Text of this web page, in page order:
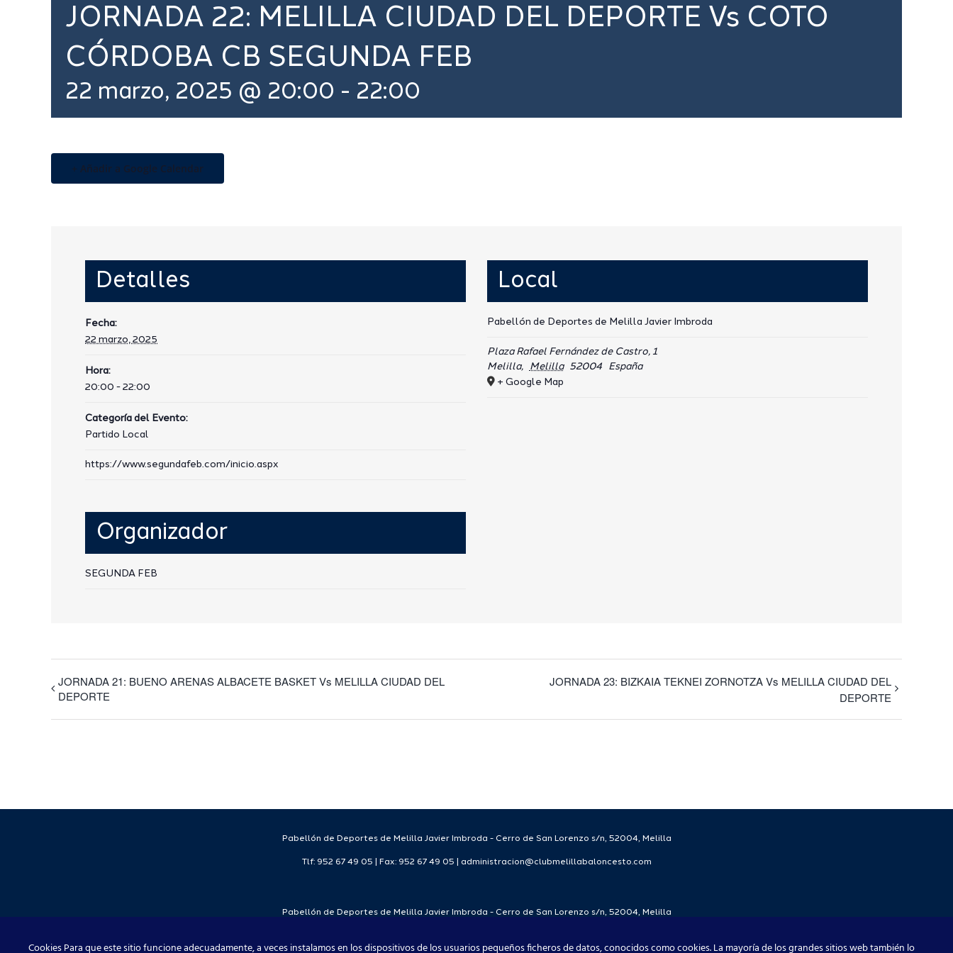
JORNADA 22: MELILLA CIUDAD DEL DEPORTE Vs COTO
CÓRDOBA CB SEGUNDA FEB
22 marzo, 2025 @ 20:00 - 22:00
+ Añadir a Google Calendar
Detalles
Fecha:
22 marzo, 2025
Hora:
20:00 - 22:00
Categoría del Evento:
Partido Local
https://www.segundafeb.com/inicio.aspx
Organizador
SEGUNDA FEB
Local
Pabellón de Deportes de Melilla Javier Imbroda
Plaza Rafael Fernández de Castro, 1
Melilla, Melilla 52004
España
+ Google Map
JORNADA 21: BUENO ARENAS ALBACETE BASKET Vs MELILLA CIUDAD DEL
DEPORTE
JORNADA 23: BIZKAIA TEKNEI ZORNOTZA Vs MELILLA CIUDAD DEL
DEPORTE
Pabellón de Deportes de Melilla Javier Imbroda - Cerro de San Lorenzo s/n, 52004, Melilla
Tlf: 952 67 49 05 | Fax: 952 67 49 05 | administracion@clubmelillabaloncesto.com
Pabellón de Deportes de Melilla Javier Imbroda - Cerro de San Lorenzo s/n, 52004, Melilla
Cookies Para que este sitio funcione adecuadamente, a veces instalamos en los dispositivos de los usuarios pequeños ficheros de datos, conocidos como cookies. La mayoría de los grandes sitios web también lo